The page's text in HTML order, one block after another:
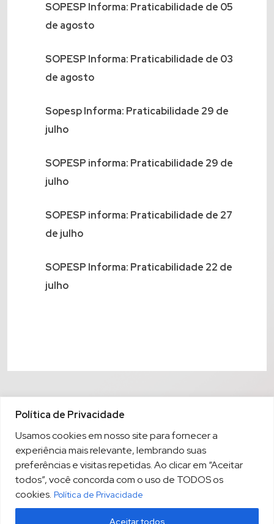
Política de Privacidade
Usamos cookies em nosso site para fornecer a
experiência mais relevante, lembrando suas
preferências e visitas repetidas. Ao clicar em “Aceitar
todos”, você concorda com o uso de TODOS os
cookies. Política de Privacidade
Aceitar todos
SOPESP Informa: Praticabilidade de 05
de agosto
SOPESP Informa: Praticabilidade de 03
de agosto
Sopesp Informa: Praticabilidade 29 de
julho
SOPESP informa: Praticabilidade 29 de
julho
SOPESP informa: Praticabilidade de 27
de julho
SOPESP Informa: Praticabilidade 22 de
julho